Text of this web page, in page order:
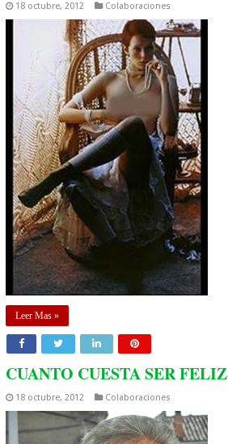
18 octubre, 2012 Colaboraciones
Leer Mas »
CUANTO CUESTA SER FELIZ
18 octubre, 2012 Colaboraciones